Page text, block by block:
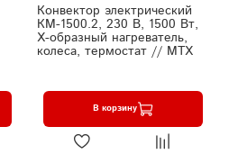
Конвектор электрический
КМ-1500.2, 230 В, 1500 Вт,
X-образный нагреватель,
колеса, термостат // MTX
В корзину